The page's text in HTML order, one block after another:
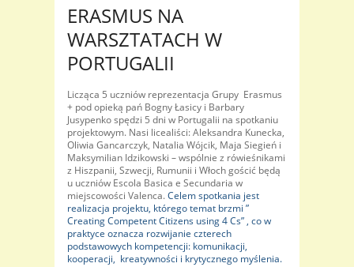
ERASMUS NA
WARSZTATACH W
PORTUGALII
Licząca 5 uczniów reprezentacja Grupy Erasmus
+ pod opieką pań Bogny Łasicy i Barbary
Jusypenko spędzi 5 dni w Portugalii na spotkaniu
projektowym. Nasi licealiści: Aleksandra Kunecka,
Oliwia Gancarczyk, Natalia Wójcik, Maja Siegień i
Maksymilian Idzikowski – wspólnie z rówieśnikami
z Hiszpanii, Szwecji, Rumunii i Włoch gościć będą
u uczniów Escola Basica e Secundaria w
miejscowości Valenca.Celem spotkania jest
realizacja projektu, którego temat brzmi ”
Creating Competent Citizens using 4 Cs” , co w
praktyce oznacza rozwijanie czterech
podstawowych kompetencji: komunikacji,
kooperacji, kreatywności i krytycznego myślenia.